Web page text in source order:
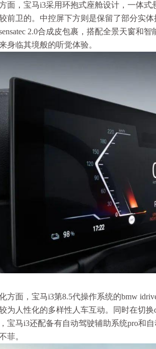
面，宝马i3采用环抱式座舱设计，一体
前卫的。中控屏下方则是保留了部分实
2.0合成皮包裹，搭配全景天窗和
身临其境般的听觉体验。
方面，宝马i3第8.5代操作系统的bmw
为人性化的多样性人车互动。同时在切
宝马i3还配备有自动驾驶辅助系统pro和
菲。